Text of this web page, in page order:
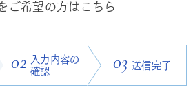
ご希望の方はこちら
02 入力内容の
確認
03 送信完了